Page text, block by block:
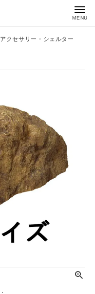
MENU
アクセサリー・シェルター